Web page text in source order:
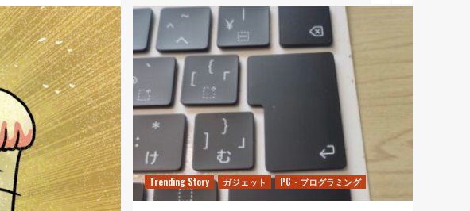
ネット
Trending Story ガジェット PC・プログラミング